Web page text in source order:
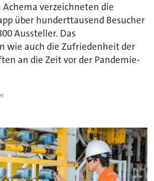
verzeichneten die
über hunderttausend Besucher
Aussteller. Das
wie auch die Zufriedenheit der
an die Zeit vor der Pandemie-